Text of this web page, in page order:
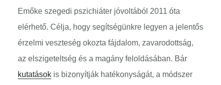
Emőke szegedi pszichiáter jóvoltából 2011 óta
elérhető. Célja, hogy segítségünkre legyen a jelentős
érzelmi veszteség okozta fájdalom, zavarodottság,
az elszigeteltség és a magány feloldásában. Bár
kutatásokis bizonyítják hatékonyságát, a módszer